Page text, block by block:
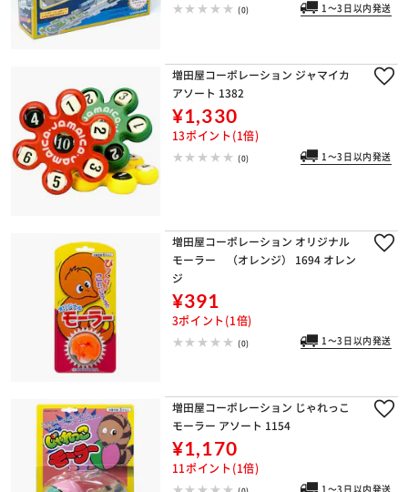
(0) 1～3日以内発送
増田屋コーポレーション ジャマイカ
アソート 1382
¥1,330
13ポイント(1倍)
(0) 1～3日以内発送
増田屋コーポレーション オリジナル
モーラー （オレンジ） 1694 オレン
ジ
¥391
3ポイント(1倍)
(0) 1～3日以内発送
増田屋コーポレーション じゃれっこ
モーラー アソート 1154
¥1,170
11ポイント(1倍)
1～3日以内発送